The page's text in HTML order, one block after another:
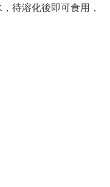
待溶化後即可食用，